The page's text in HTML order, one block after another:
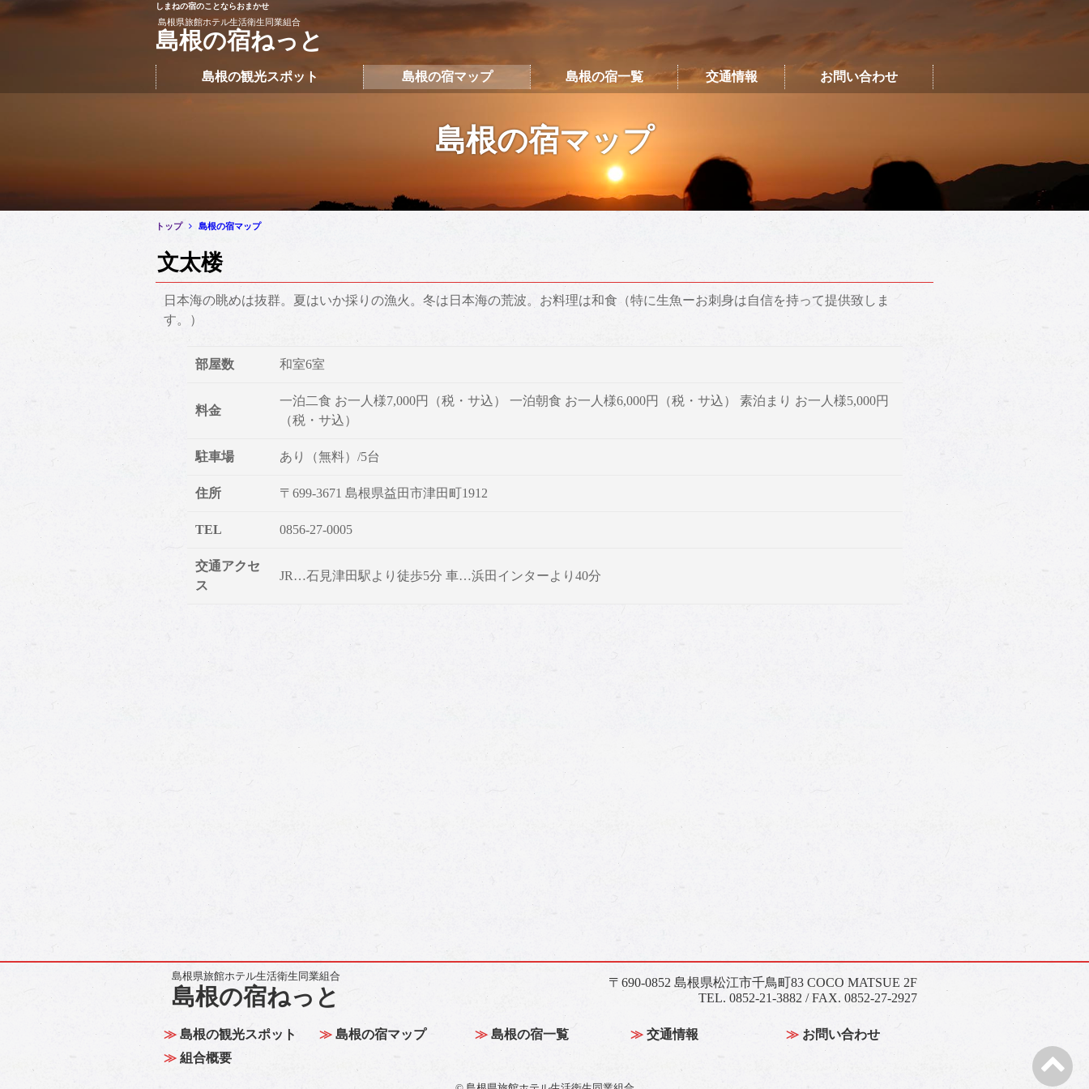
このページの本文へ移動 しまねの宿のことならおまかせ
島根県旅館ホテル生活衛生同業組合
島根の宿ねっと
島根の観光スポット 島根の宿マップ 島根の宿一覧 交通情報 お問い合わせ
島根の宿マップ
トップ 島根の宿マップ
文太楼
日本海の眺めは抜群。夏はいか採りの漁火。冬は日本海の荒波。お料理は和食（特に生魚ーお刺身は自信を持って提供致しま
す。）
部屋数 和室6室
料金
一泊二食 お一人様7,000円（税・サ込） 一泊朝食 お一人様6,000円（税・サ込） 素泊まり お一人様5,000円
（税・サ込）
駐車場 あり（無料）/5台
住所 〒699-3671 島根県益田市津田町1912
TEL 0856-27-0005
交通アクセ
ス
JR…石見津田駅より徒歩5分 車…浜田インターより40分
島根県旅館ホテル生活衛生同業組合
島根の宿ねっと
〒690-0852 島根県松江市千鳥町83 COCO MATSUE 2F
TEL. 0852-21-3882 / FAX. 0852-27-2927
島根の観光スポット 島根の宿マップ 島根の宿一覧 交通情報
お問い合わせ
組合概要